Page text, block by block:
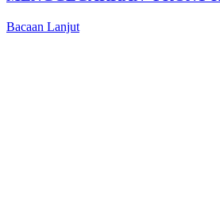
Bacaan Lanjut